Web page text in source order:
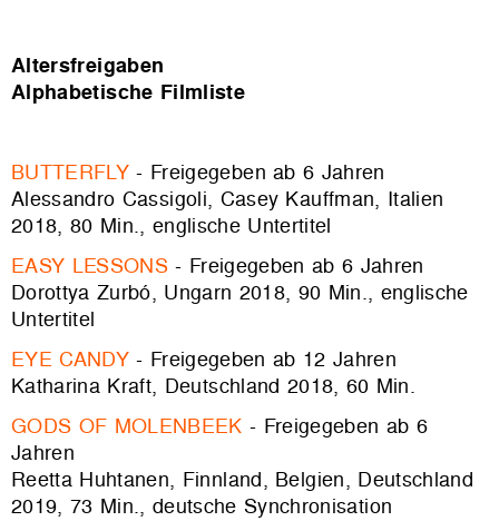
Altersfreigaben
Alphabetische Filmliste
BUTTERFLY - Freigegeben ab 6 Jahren
Alessandro Cassigoli, Casey Kauffman, Italien
2018, 80 Min., englische Untertitel
EASY LESSONS - Freigegeben ab 6 Jahren
Dorottya Zurbó, Ungarn 2018, 90 Min., englische
Untertitel
EYE CANDY - Freigegeben ab 12 Jahren
Katharina Kraft, Deutschland 2018, 60 Min.
GODS OF MOLENBEEK - Freigegeben ab 6
Jahren
Reetta Huhtanen, Finnland, Belgien, Deutschland
2019, 73 Min., deutsche Synchronisation